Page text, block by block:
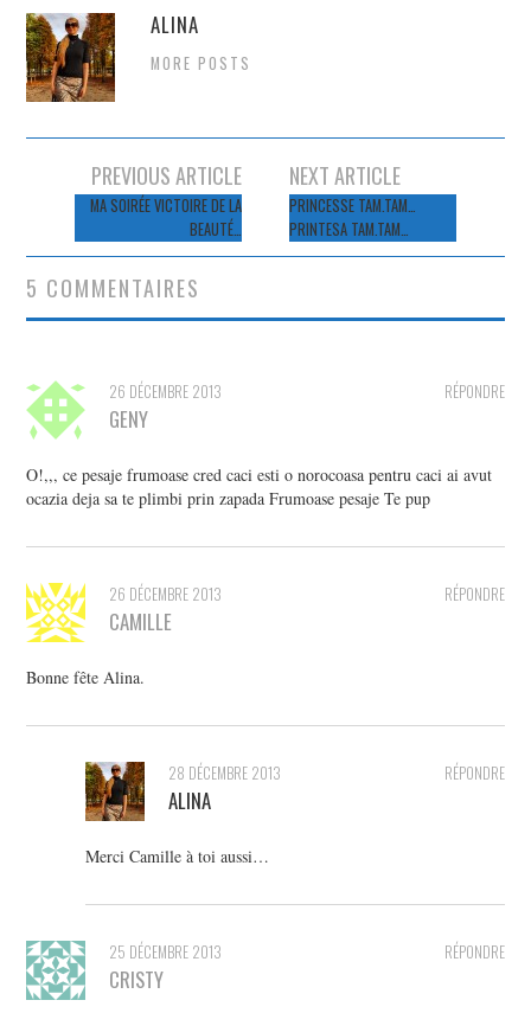
ALINA
MORE POSTS
Navigation
articles
PREVIOUS ARTICLE
MA SOIRÉE VICTOIRE DE LA
BEAUTÉ…
NEXT ARTICLE
PRINCESSE TAM.TAM…
PRINTESA TAM.TAM…
5 COMMENTAIRES
RÉPONDRE
26 DÉCEMBRE 2013
GENY
O!,,, ce pesaje frumoase cred caci esti o norocoasa pentru caci ai avut
ocazia deja sa te plimbi prin zapada Frumoase pesaje Te pup
RÉPONDRE
26 DÉCEMBRE 2013
CAMILLE
Bonne fête Alina.
RÉPONDRE
28 DÉCEMBRE 2013
ALINA
Merci Camille à toi aussi…
RÉPONDRE
25 DÉCEMBRE 2013
CRISTY